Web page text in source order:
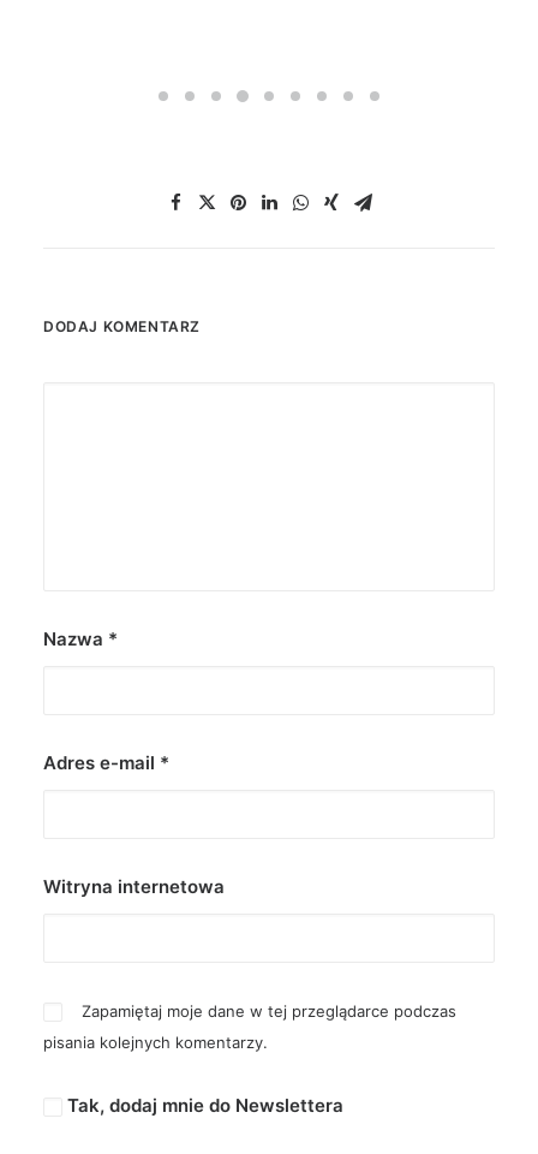
DODAJ KOMENTARZ
Nazwa *
Adres e-mail *
Witryna internetowa
Zapamiętaj moje dane w tej przeglądarce podczas
pisania kolejnych komentarzy.
Tak, dodaj mnie do Newslettera